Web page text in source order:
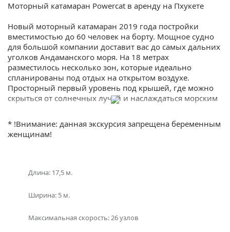
Моторный катамаран Powercat в аренду на Пхукете
Новый моторный катамаран 2019 года постройки
вместимостью до 60 человек на борту. Мощное судно
для большой компании доставит вас до самых дальних
уголков Андаманского моря. На 18 метрах
разместилось несколько зон, которые идеально
спланированы под отдых на открытом воздухе.
Просторный первый уровень под крышей, где можно
скрыться от солнечных лучей и наслаждаться морским
комфортными диванами разместит до 16 человек, а
вместительный крытый флайбридж расчитан на 20
человек.
водой, туалет, 2 спиннинга для троллинга, кухня в
Если у вас остался вопрос “Какую лодку выбрать?”, то в
который расскажет про каждое судно и подберерт
* !Внимание: данная экскурсия запрещена беременным
женщинам!
Длина: 17,5 м.
Ширина: 5 м.
Максимальная скорость: 26 узлов